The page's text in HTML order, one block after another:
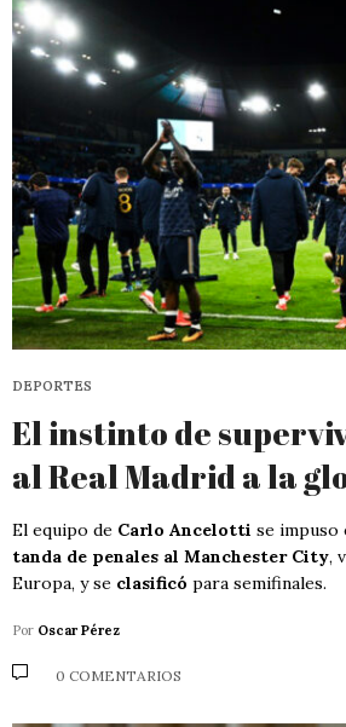
DEPORTES
El instinto de
al Real Madrid a la
El equipo de Carlo Ancelotti se impuso
tanda de penales al Manchester City,
Europa, y se clasificó para semifinales.
Por Oscar Pérez
0 COMENTARIOS